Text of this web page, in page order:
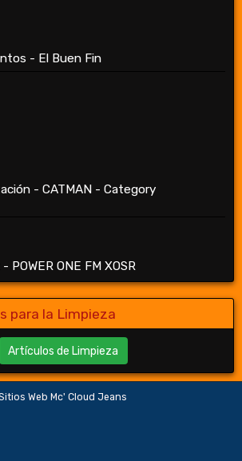
- El Buen Fin
- CATMAN - Category
ONE FM XOSR
Artículos de Limpieza
Web Mc' Cloud Jeans